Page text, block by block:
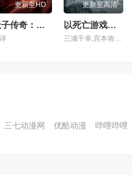
更新至HD
天子传奇：洪武大帝
更新至高清
以死亡游戏为生。44:CLOUDYBEACH
三浦千幸,宫本侑芽,永濑安奈,田村由香里,稻垣好,岛田爱野,明智璃子,远野光
三七动漫网 优酷动漫 哔哩哔哩